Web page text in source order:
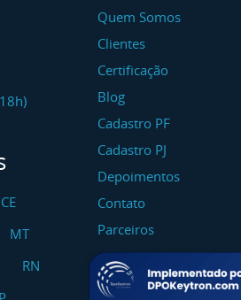
CE
MT
RN
Quem Somos
Clientes
Certificação
Blog
Cadastro PF
Cadastro PJ
Depoimentos
Contato
Parceiros